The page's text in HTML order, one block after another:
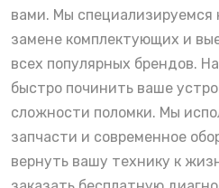
вами. Мы специализируемся
замене комплектующих и
всех популярных брендов.
быстро починить ваше
сложности поломки. Мы
запчасти и современное
вернуть вашу технику к